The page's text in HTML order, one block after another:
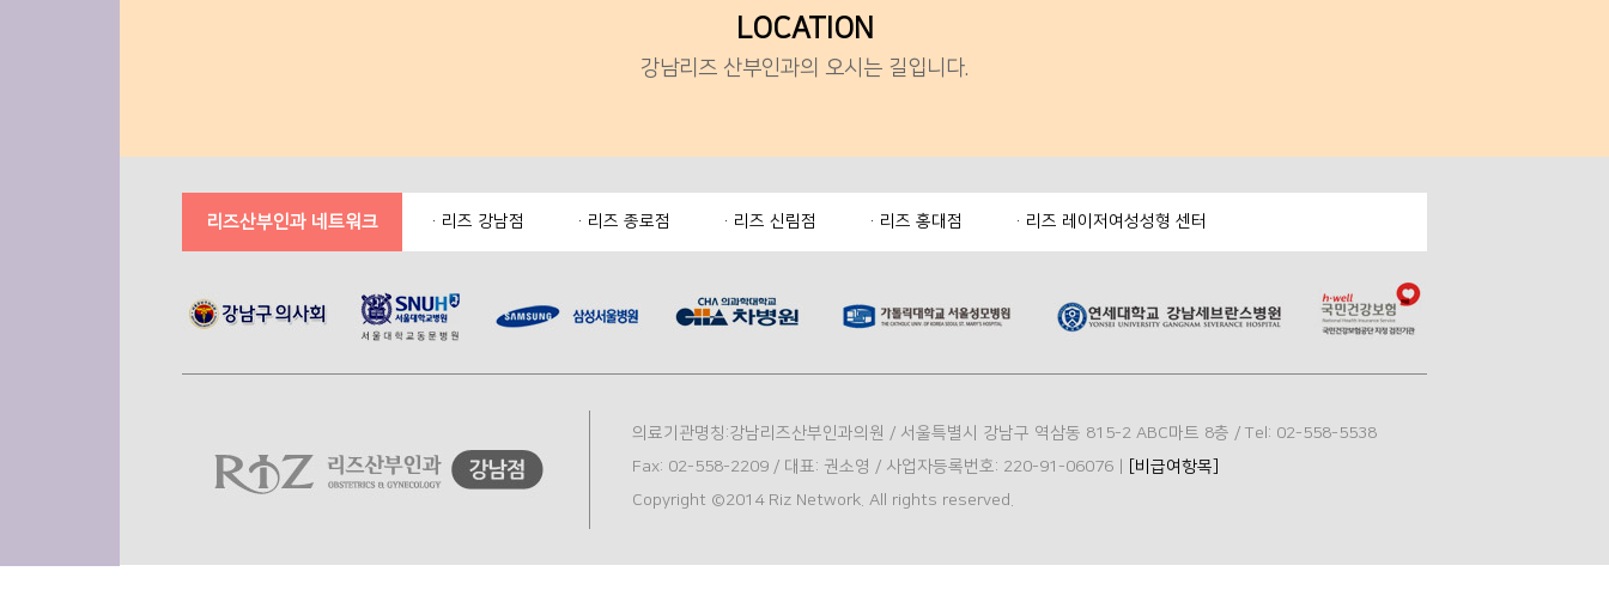
LOCATION
강남리즈 산부인과의 오시는 길입니다.
리즈산부인과 네트워크 리즈 강남점 리즈 종로점 리즈 신림점 리즈 홍대점 리즈 레이저여성성형 센터
의료기관명칭:강남리즈산부인과의원 / 서울특별시 강남구 역삼동 815-2 ABC마트 8층 / Tel: 02-558-5538
Fax: 02-558-2209 / 대표: 권소영 / 사업자등록번호: 220-91-06076 |
[비급여항목]
Copyright ©2014 Riz Network. All rights reserved.